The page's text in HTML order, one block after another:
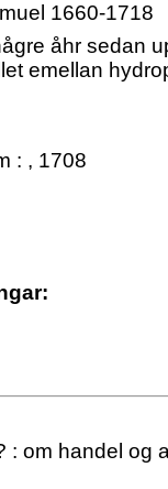
1660-1718
åhr sedan
emellan
: , 1708
: om handel og